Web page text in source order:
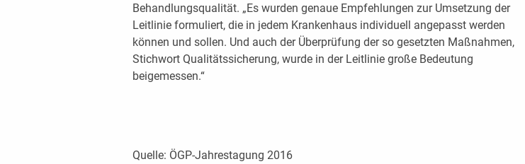
Behandlungsqualität. „Es wurden genaue Empfehlungen zur Umsetzung der
Leitlinie formuliert, die in jedem Krankenhaus individuell angepasst werden
können und sollen. Und auch der Überprüfung der so gesetzten Maßnahmen,
Stichwort Qualitätssicherung, wurde in der Leitlinie große Bedeutung
beigemessen.“
Quelle: ÖGP-Jahrestagung 2016